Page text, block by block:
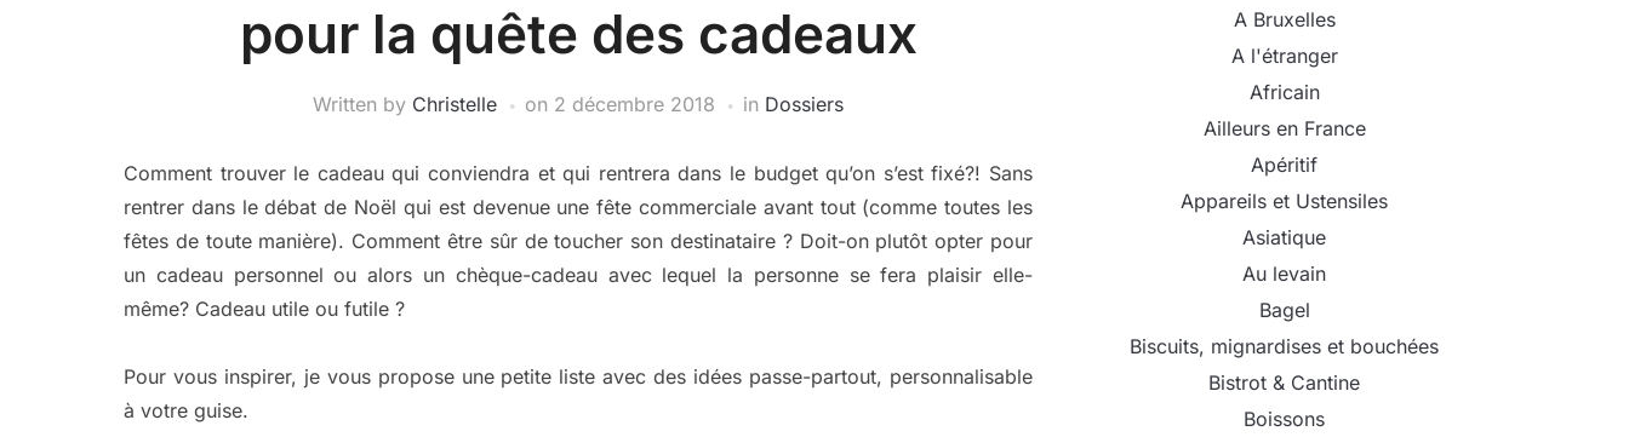
pour la quête des cadeaux
Written by Christelle on 2 décembre 2018 in Dossiers
Comment trouver le cadeau qui conviendra et qui rentrera dans le budget qu’on s’est fixé?! Sans
rentrer dans le débat de Noël qui est devenue une fête commerciale avant tout (comme toutes les
fêtes de toute manière). Comment être sûr de toucher son destinataire ? Doit-on plutôt opter pour
un cadeau personnel ou alors un chèque-cadeau avec lequel la personne se fera plaisir elle-
même? Cadeau utile ou futile ?
Pour vous inspirer, je vous propose une petite liste avec des idées passe-partout, personnalisable
à votre guise.
A Bruxelles
A l'étranger
Africain
Ailleurs en France
Apéritif
Appareils et Ustensiles
Asiatique
Au levain
Bagel
Biscuits, mignardises et bouchées
Bistrot & Cantine
Boissons